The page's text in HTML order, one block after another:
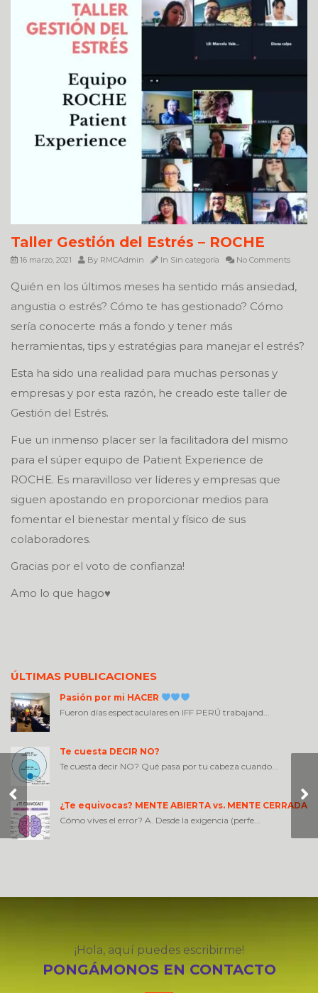
Taller Gestión del Estrés – ROCHE
16 marzo, 2021 By RMCAdmin In Sin categoría No Comments
Quién en los últimos meses ha sentido más ansiedad,
angustia o estrés? Cómo te has gestionado? Cómo
sería conocerte más a fondo y tener más
herramientas, tips y estratégias para manejar el estrés?
Esta ha sido una realidad para muchas personas y
empresas y por esta razón, he creado este taller de
Gestión del Estrés.
Fue un inmenso placer ser la facilitadora del mismo
para el súper equipo de Patient Experience de
ROCHE. Es maravilloso ver líderes y empresas que
siguen apostando en proporcionar medios para
fomentar el bienestar mental y físico de sus
colaboradores.
Gracias por el voto de confianza!
Amo lo que hago♥️
ÚLTIMAS PUBLICACIONES
Pasión por mi HACER
Fueron días espectaculares en IFF PERÚ trabajand...
Te cuesta DECIR NO?
Te cuesta decir NO? Qué pasa por tu cabeza cuando...
¿Te equivocas? MENTE ABIERTA vs. MENTE CERRADA
Cómo vives el error? A. Desde la exigencia (perfe...
La relación que
afecta todas las
demás
¡Hola, aquí puedes escribirme!
PONGÁMONOS EN CONTACTO